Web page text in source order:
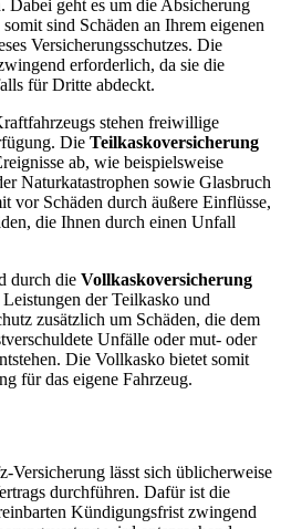
Dabei geht es um die Absicherung
sind Schäden an Ihrem eigenen
Versicherungsschutzes. Die
erforderlich, da sie die
für Dritte abdeckt.
stehen freiwillige
Die Teilkaskoversicherung
ab, wie beispielsweise
Naturkatastrophen sowie Glasbruch
vor Schäden durch äußere Einflüsse,
die Ihnen durch einen Unfall
durch die Vollkaskoversicherung
der Teilkasko und
zusätzlich um Schäden, die dem
Unfälle oder mut- oder
Die Vollkasko bietet somit
für das eigene Fahrzeug.
Versicherung lässt sich üblicherweise
durchführen. Dafür ist die
Kündigungsfrist zwingend